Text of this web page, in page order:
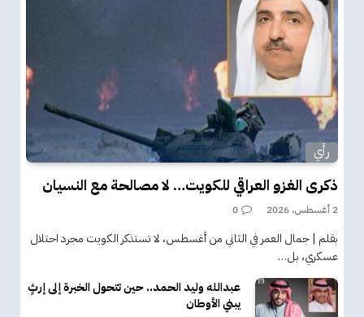
رأي
ذكرى الغزو العراقي للكويت… لا مصالحة مع النسيان
2 أغسطس، 2026 0
بقلم | جمال العمر في الثاني من أغسطس، لا تستذكر الكويت مجرد احتلال
عسكري، بل…
عبدالله وليد الحمد.. حين تتحول الخبرة إلى إرثٍ
يبني الأوطان